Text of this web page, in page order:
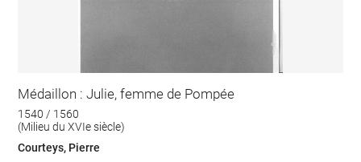
Médaillon : Julie, femme de Pompée
1540 / 1560
(Milieu du XVIe siècle)
Courteys, Pierre